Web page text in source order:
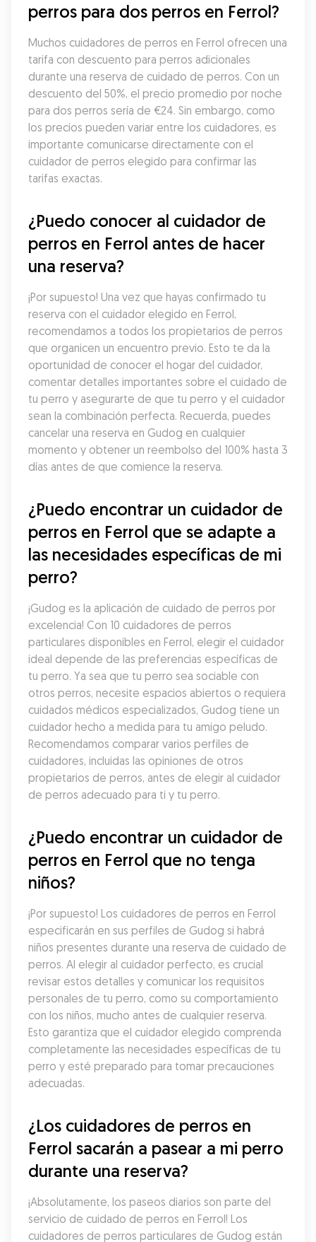
perros para dos perros en Ferrol?
Muchos cuidadores de perros en Ferrol ofrecen una
tarifa con descuento para perros adicionales
durante una reserva de cuidado de perros. Con un
descuento del 50%, el precio promedio por noche
para dos perros sería de €24. Sin embargo, como
los precios pueden variar entre los cuidadores, es
importante comunicarse directamente con el
cuidador de perros elegido para confirmar las
tarifas exactas.
¿Puedo conocer al cuidador de
perros en Ferrol antes de hacer
una reserva?
¡Por supuesto! Una vez que hayas confirmado tu
reserva con el cuidador elegido en Ferrol,
recomendamos a todos los propietarios de perros
que organicen un encuentro previo. Esto te da la
oportunidad de conocer el hogar del cuidador,
comentar detalles importantes sobre el cuidado de
tu perro y asegurarte de que tu perro y el cuidador
sean la combinación perfecta. Recuerda, puedes
cancelar una reserva en Gudog en cualquier
momento y obtener un reembolso del 100% hasta 3
días antes de que comience la reserva.
¿Puedo encontrar un cuidador de
perros en Ferrol que se adapte a
las necesidades específicas de mi
perro?
¡Gudog es la aplicación de cuidado de perros por
excelencia! Con 10 cuidadores de perros
particulares disponibles en Ferrol, elegir el cuidador
ideal depende de las preferencias específicas de
tu perro. Ya sea que tu perro sea sociable con
otros perros, necesite espacios abiertos o requiera
cuidados médicos especializados, Gudog tiene un
cuidador hecho a medida para tu amigo peludo.
Recomendamos comparar varios perfiles de
cuidadores, incluidas las opiniones de otros
propietarios de perros, antes de elegir al cuidador
de perros adecuado para ti y tu perro.
¿Puedo encontrar un cuidador de
perros en Ferrol que no tenga
niños?
¡Por supuesto! Los cuidadores de perros en Ferrol
especificarán en sus perfiles de Gudog si habrá
niños presentes durante una reserva de cuidado de
perros. Al elegir al cuidador perfecto, es crucial
revisar estos detalles y comunicar los requisitos
personales de tu perro, como su comportamiento
con los niños, mucho antes de cualquier reserva.
Esto garantiza que el cuidador elegido comprenda
completamente las necesidades específicas de tu
perro y esté preparado para tomar precauciones
adecuadas.
¿Los cuidadores de perros en
Ferrol sacarán a pasear a mi perro
durante una reserva?
¡Absolutamente, los paseos diarios son parte del
servicio de cuidado de perros en Ferrol! Los
cuidadores de perros particulares de Gudog están